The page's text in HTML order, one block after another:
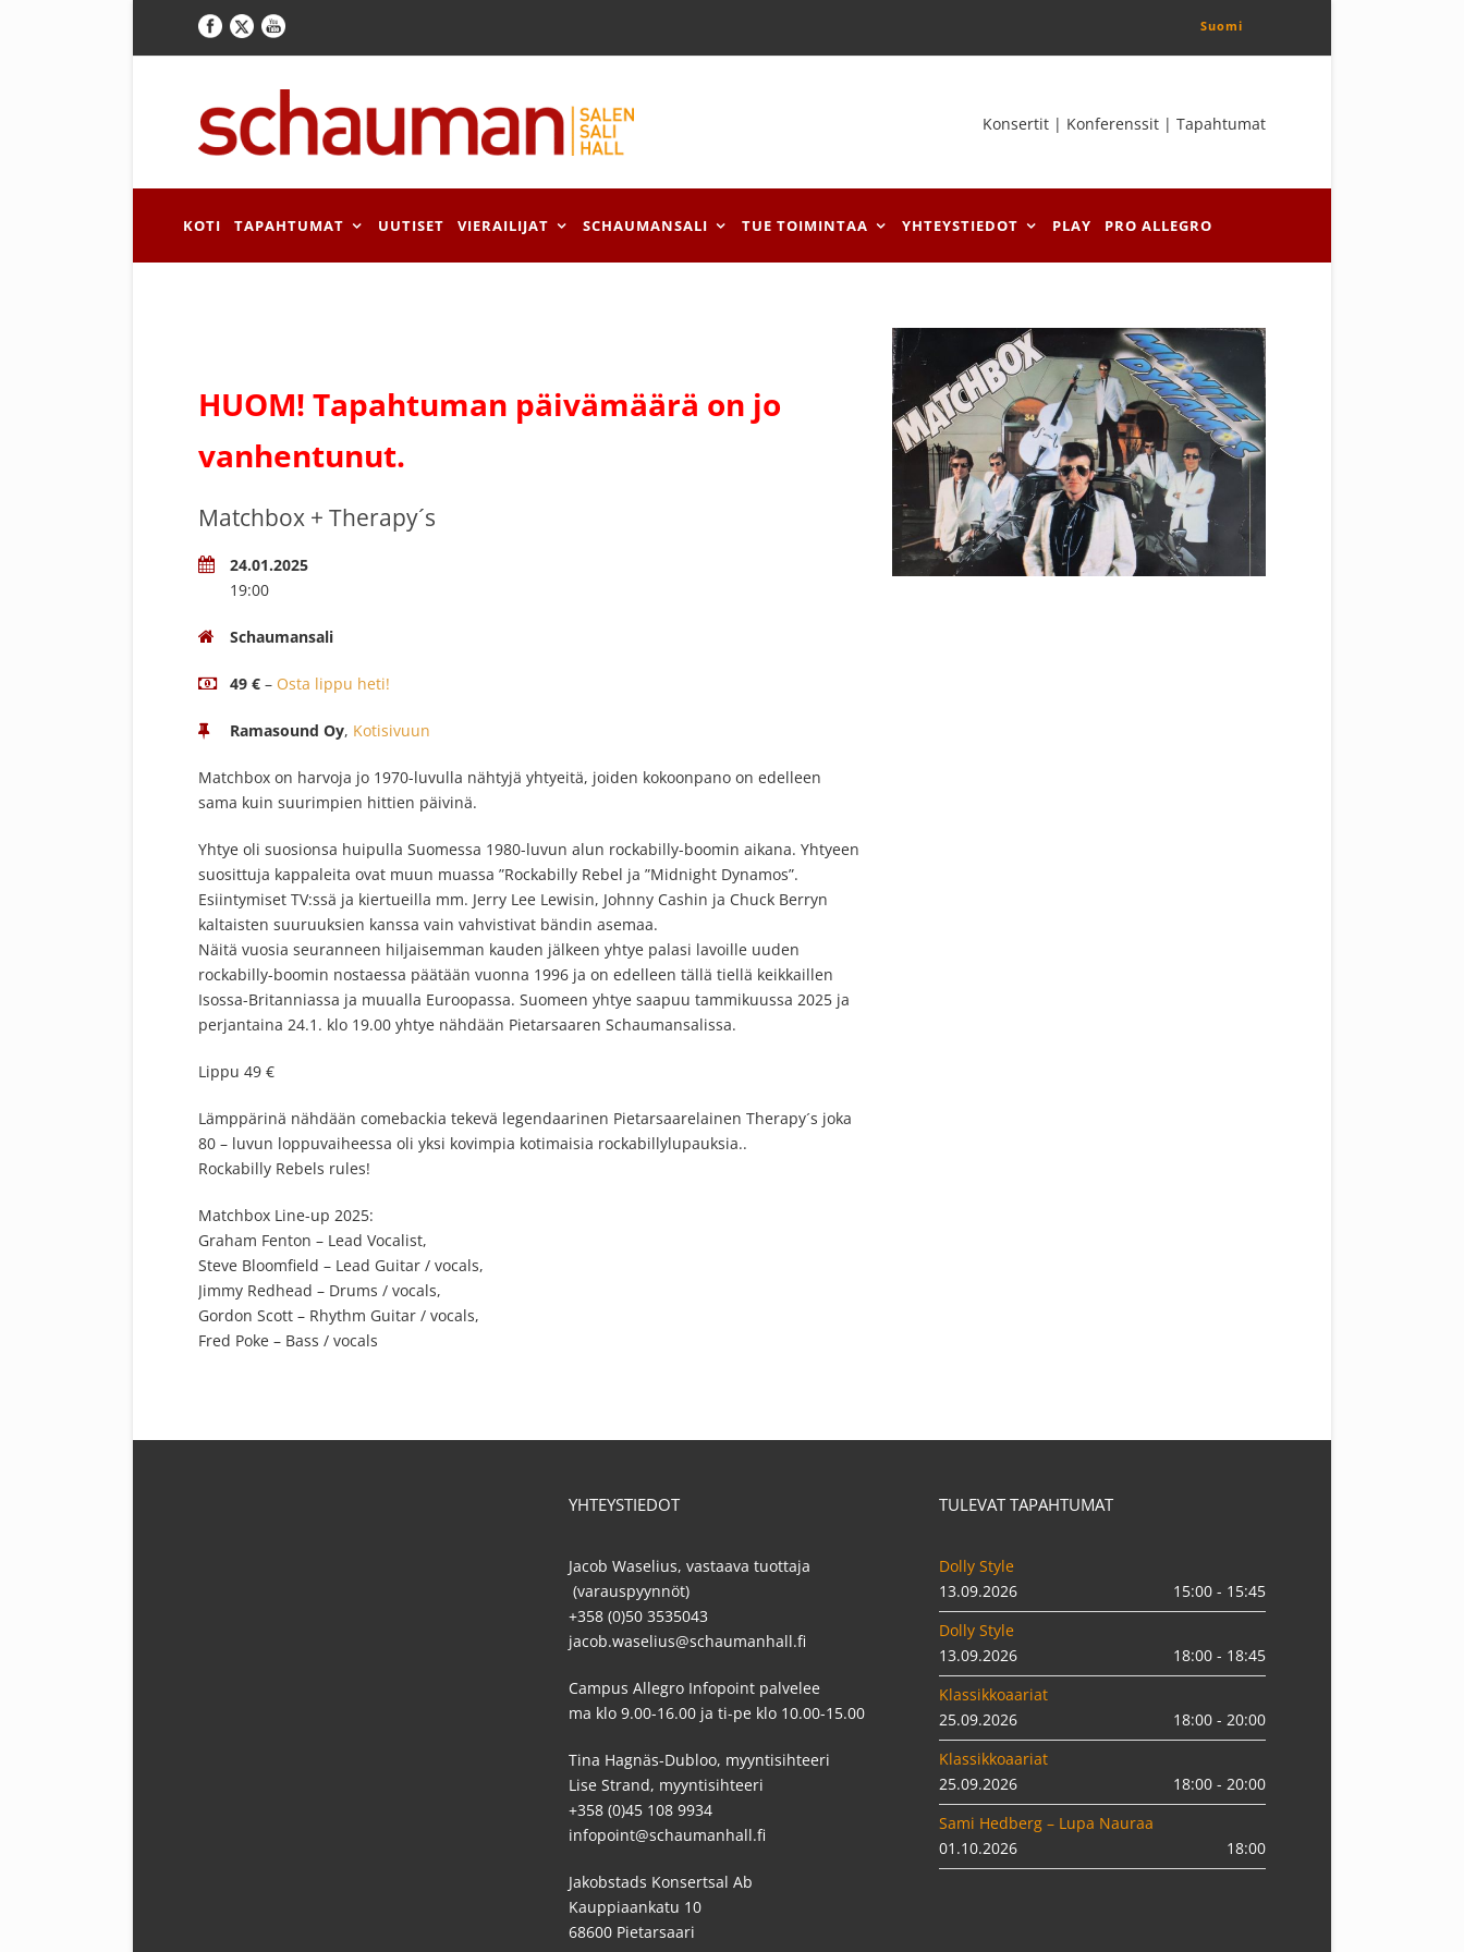
Suomi
Konsertit | Konferenssit | Tapahtumat
KOTI TAPAHTUMAT UUTISET VIERAILIJAT SCHAUMANSALI TUE TOIMINTAA YHTEYSTIEDOT PLAY PRO ALLEGRO
HUOM! Tapahtuman päivämäärä on jo
vanhentunut.
Matchbox + Therapy´s
24.01.2025
19:00
Schaumansali
49 € – Osta lippu heti!
Ramasound Oy, Kotisivuun
Matchbox on harvoja jo 1970-luvulla nähtyjä yhtyeitä, joiden kokoonpano on edelleen
sama kuin suurimpien hittien päivinä.
Yhtye oli suosionsa huipulla Suomessa 1980-luvun alun rockabilly-boomin aikana. Yhtyeen
suosittuja kappaleita ovat muun muassa ”Rockabilly Rebel ja ”Midnight Dynamos”.
Esiintymiset TV:ssä ja kiertueilla mm. Jerry Lee Lewisin, Johnny Cashin ja Chuck Berryn
kaltaisten suuruuksien kanssa vain vahvistivat bändin asemaa.
Näitä vuosia seuranneen hiljaisemman kauden jälkeen yhtye palasi lavoille uuden
rockabilly-boomin nostaessa päätään vuonna 1996 ja on edelleen tällä tiellä keikkaillen
Isossa-Britanniassa ja muualla Euroopassa. Suomeen yhtye saapuu tammikuussa 2025 ja
perjantaina 24.1. klo 19.00 yhtye nähdään Pietarsaaren Schaumansalissa.
Lippu 49 €
Lämppärinä nähdään comebackia tekevä legendaarinen Pietarsaarelainen Therapy´s joka
80 – luvun loppuvaiheessa oli yksi kovimpia kotimaisia rockabillylupauksia..
Rockabilly Rebels rules!
Matchbox Line-up 2025:
Graham Fenton – Lead Vocalist,
Steve Bloomfield – Lead Guitar / vocals,
Jimmy Redhead – Drums / vocals,
Gordon Scott – Rhythm Guitar / vocals,
Fred Poke – Bass / vocals
YHTEYSTIEDOT
Jacob Waselius, vastaava tuottaja
(varauspyynnöt)
+358 (0)50 3535043
jacob.waselius@schaumanhall.fi
Campus Allegro Infopoint palvelee
ma klo 9.00-16.00 ja ti-pe klo 10.00-15.00
Tina Hagnäs-Dubloo, myyntisihteeri
Lise Strand, myyntisihteeri
+358 (0)45 108 9934
infopoint@schaumanhall.fi
Jakobstads Konsertsal Ab
Kauppiaankatu 10
68600 Pietarsaari
TULEVAT TAPAHTUMAT
Dolly Style
13.09.2026
15:00 - 15:45
Dolly Style
13.09.2026
18:00 - 18:45
Klassikkoaariat
25.09.2026
18:00 - 20:00
Klassikkoaariat
25.09.2026
18:00 - 20:00
Sami Hedberg – Lupa Nauraa
01.10.2026
18:00